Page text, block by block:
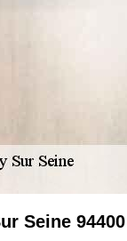
Seine 94400